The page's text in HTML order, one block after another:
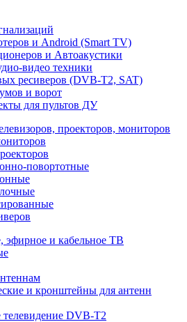
и Android (Smart TV)
и Автоакустики
видео техники
ресиверов (DVB-T2, SAT)
и ворот
для пультов ДУ
проекторов, мониторов
повортотные
и кабельное ТВ
и кронштейны для антенн
DVB-Т2